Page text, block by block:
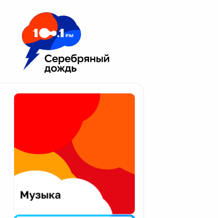
Москва 100.1 FM
Апатиты
Екатеринбург
Калининград
Калуга